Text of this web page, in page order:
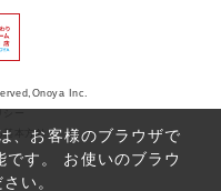
、お客様のブラウザで
す。 お使いのブラウ
い。
基本方針
Inc.